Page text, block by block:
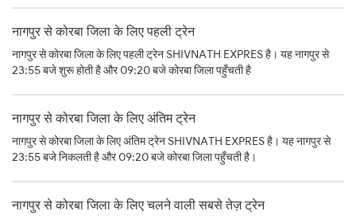
नागपुर से कोरबा जिला के लिए पहली ट्रेन
नागपुर से कोरबा जिला के लिए पहली ट्रेन SHIVNATH EXPRES है। यह नागपुर से
23:55 बजे शुरू होती है और 09:20 बजे कोरबा जिला पहुँचती है
नागपुर से कोरबा जिला के लिए अंतिम ट्रेन
नागपुर से कोरबा जिला के लिए अंतिम ट्रेन SHIVNATH EXPRES है। यह नागपुर से
23:55 बजे निकलती है और 09:20 बजे कोरबा जिला पहुँचती है।
नागपुर से कोरबा जिला के लिए चलने वाली सबसे तेज़ ट्रेन